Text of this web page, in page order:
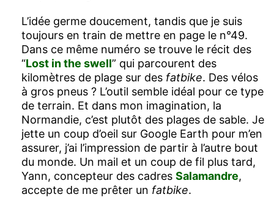
L’idée germe doucement, tandis que je suis
toujours en train de mettre en page le n°49.
Dans ce même numéro se trouve le récit des
“Lost in the swell” qui parcourent des
kilomètres de plage sur des fatbike. Des vélos
à gros pneus ? L’outil semble idéal pour ce type
de terrain. Et dans mon imagination, la
Normandie, c’est plutôt des plages de sable. Je
jette un coup d’oeil sur Google Earth pour m’en
assurer, j’ai l’impression de partir à l’autre bout
du monde. Un mail et un coup de fil plus tard,
Yann, concepteur des cadres Salamandre,
accepte de me prêter un fatbike.